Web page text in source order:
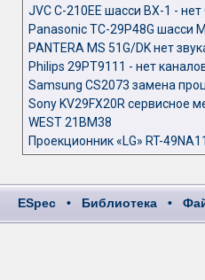
JVC C-210EE шасси BX-1 -
Panasonic TC-29P48G шасси
PANTERA MS 51G/DK нет
Philips 29PT9111 - нет
Samsung CS2073 замена
Sony KV29FX20R сервисное
WEST 21BM38
Проекционник «LG» RT-
ESpec • Библиотека •